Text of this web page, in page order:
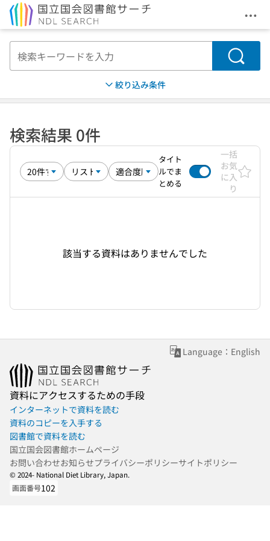
メ
検索
絞り込み条件
検索結果 0件
タイト
ルでま
とめる
一括
お気
に入
り
該当する資料はありませんでした
Language：English
資料にアクセスするための手段
インターネットで資料を読む
資料のコピーを入手する
図書館で資料を読む
国立国会図書館ホームページ
お問い合わせお知らせプライバシーポリシーサイトポリシー
© 2024- National Diet Library, Japan.
画面番号102